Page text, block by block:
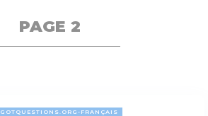
PAGE 2
GOTQUESTIONS.ORG-FRANÇAIS